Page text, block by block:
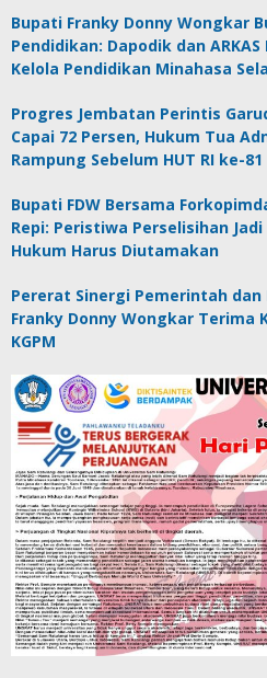
Bupati Franky Donny Wongkar
Pendidikan: Dapodik dan
Kelola Pendidikan Minahasa
Progres Jembatan Perintis
Capai 72 Persen, Hukum Tua
Rampung Sebelum HUT RI ke-81
Bupati FDW Bersama
Repi: Peristiwa Perselisihan
Hukum Harus Diutamakan
Pererat Sinergi Pemerintah
Franky Donny Wongkar Terima
KGPM